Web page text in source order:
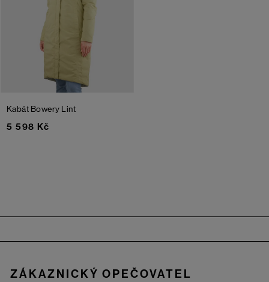
Kabát Bowery Lint
5 598 Kč
ZÁKAZNICKÝ OPEČOVATEL